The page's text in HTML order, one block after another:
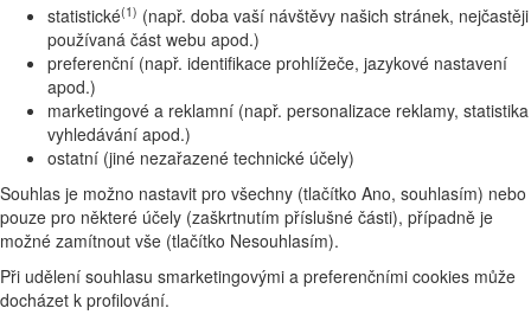
statistické(1) (např. doba vaší návštěvy našich stránek, nejčastěji
používaná část webu apod.)
preferenční (např. identifikace prohlížeče, jazykové nastavení
apod.)
marketingové a reklamní (např. personalizace reklamy, statistika
vyhledávání apod.)
ostatní (jiné nezařazené technické účely)
Souhlas je možno nastavit pro všechny (tlačítko Ano, souhlasím) nebo
pouze pro některé účely (zaškrtnutím příslušné části), případně je
možné zamítnout vše (tlačítko Nesouhlasím).
Při udělení souhlasu smarketingovými a preferenčními cookies může
docházet k profilování.